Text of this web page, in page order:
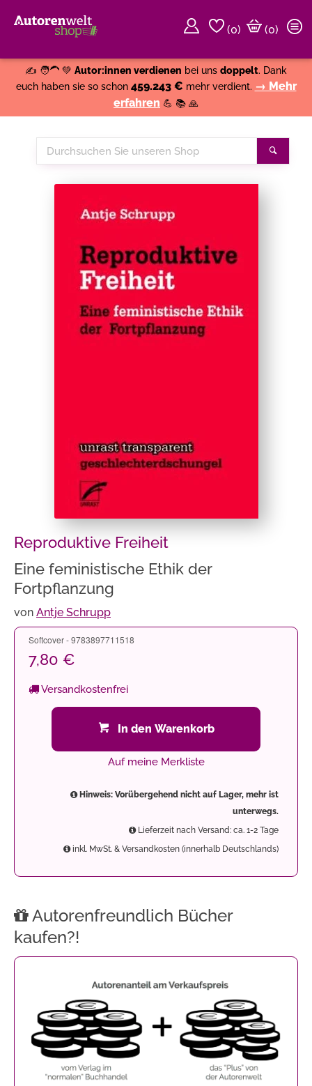
(0)
(0)
✍️ 🧑‍🦱 💚 Autor:innen verdienen bei uns doppelt. Dank
euch haben sie so schon 459.243 € mehr verdient. → Mehr
erfahren 💪 📚 🙏
Durchsuchen
Sie
Reproduktive Freiheit
Eine feministische Ethik der
Fortpflanzung
von Antje Schrupp
Softcover - 9783897711518
7,80 €
Versandkostenfrei
In den Warenkorb
Auf meine Merkliste
Hinweis: Vorübergehend nicht auf Lager, mehr ist
unterwegs.
Lieferzeit nach Versand: ca. 1-2 Tage
inkl. MwSt. & Versandkosten (innerhalb Deutschlands)
Autorenfreundlich Bücher
kaufen?!